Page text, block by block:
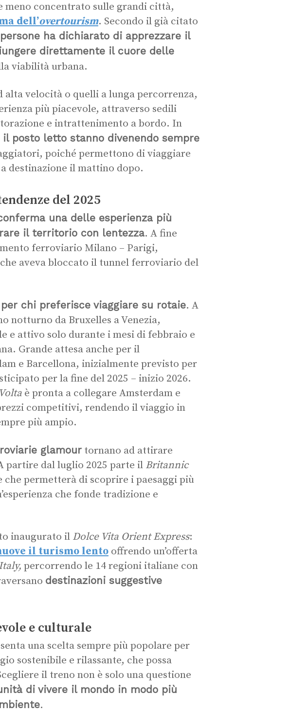
concentrato sulle grandi città,
dell’overtourism. Secondo il già citato
ha dichiarato di apprezzare il
direttamente il cuore delle
viabilità urbana.
velocità o quelli a lunga percorrenza,
più piacevole, attraverso sedili
e intrattenimento a bordo. In
posto letto stanno divenendo sempre
poiché permettono di viaggiare
destinazione il mattino dopo.
del 2025
una delle esperienza più
il territorio con lentezza. A fine
ferroviario Milano – Parigi,
aveva bloccato il tunnel ferroviario del
chi preferisce viaggiare su rotaie. A
notturno da Bruxelles a Venezia,
e attivo solo durante i mesi di febbraio e
Grande attesa anche per il
e Barcellona, inizialmente previsto per
per la fine del 2025 – inizio 2026.
è pronta a collegare Amsterdam e
competitivi, rendendo il viaggio in
più ampio.
glamour tornano ad attirare
partire dal luglio 2025 parte il Britannic
che permetterà di scoprire i paesaggi più
che fonde tradizione e
inaugurato il Dolce Vita Orient Express:
il turismo lento offrendo un’offerta
percorrendo le 14 regioni italiane con
destinazioni suggestive
e culturale
una scelta sempre più popolare per
sostenibile e rilassante, che possa
il treno non è solo una questione
di vivere il mondo in modo più
.